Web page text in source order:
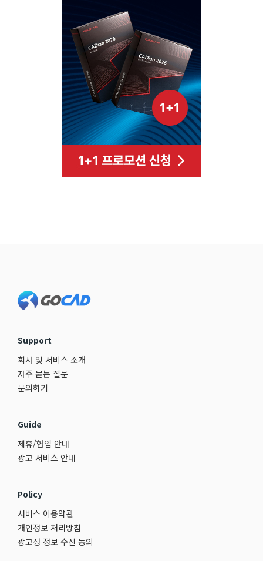
Support
회사 및 서비스 소개
자주 묻는 질문
문의하기
Guide
제휴/협업 안내
광고 서비스 안내
Policy
서비스 이용약관
개인정보 처리방침
광고성 정보 수신 동의